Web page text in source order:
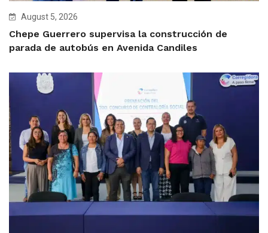
August 5, 2026
Chepe Guerrero supervisa la construcción de
parada de autobús en Avenida Candiles